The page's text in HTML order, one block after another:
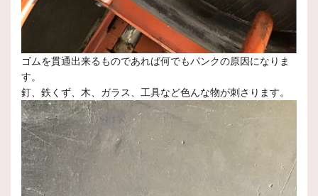
ゴムを貫通出来るものであれば何でもパンクの原因になりま
す。
釘、鉄くず、木、ガラス、工具など色んな物が刺さります。